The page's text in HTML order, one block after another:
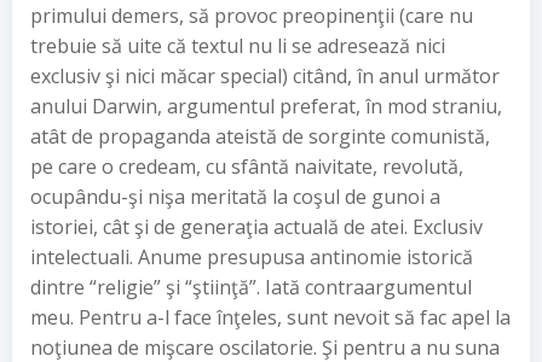
primului demers, să provoc preopinenţii (care nu
trebuie să uite că textul nu li se adresează nici
exclusiv şi nici măcar special) citând, în anul următor
anului Darwin, argumentul preferat, în mod straniu,
atât de propaganda ateistă de sorginte comunistă,
pe care o credeam, cu sfântă naivitate, revolută,
ocupându-şi nişa meritată la coşul de gunoi a
istoriei, cât şi de generaţia actuală de atei. Exclusiv
intelectuali. Anume presupusa antinomie istorică
dintre “religie” şi “ştiinţă”. Iată contraargumentul
meu. Pentru a-l face înţeles, sunt nevoit să fac apel la
noţiunea de mişcare oscilatorie. Şi pentru a nu suna